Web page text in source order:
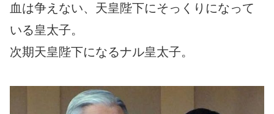
血は争えない、天皇陛下にそっくりになって
いる皇太子。
次期天皇陛下になるナル皇太子。